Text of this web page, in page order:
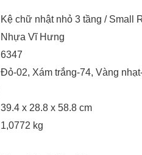
Kệ chữ nhật nhỏ 3 tầng / Small
Nhựa Vĩ Hưng
6347
Đỏ-02, Xám trắng-74, Vàng
39.4 x 28.8 x 58.8 cm
1,0772 kg